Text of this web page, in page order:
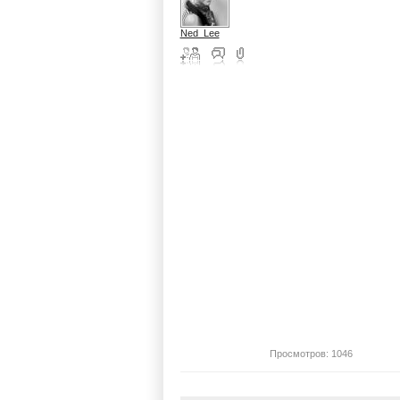
Ned_Lee
Просмотров: 1046